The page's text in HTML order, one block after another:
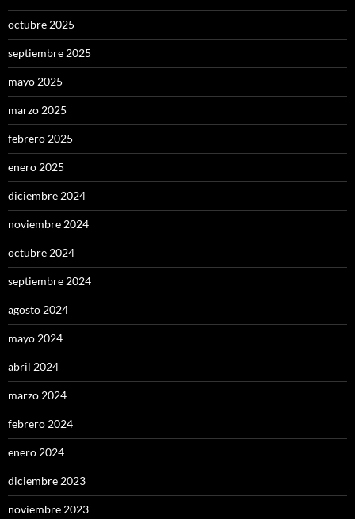
octubre 2025
septiembre 2025
mayo 2025
marzo 2025
febrero 2025
enero 2025
diciembre 2024
noviembre 2024
octubre 2024
septiembre 2024
agosto 2024
mayo 2024
abril 2024
marzo 2024
febrero 2024
enero 2024
diciembre 2023
noviembre 2023